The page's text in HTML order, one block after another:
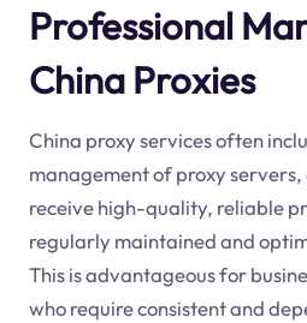
Professional
China Proxies
China proxy services often
management of proxy
receive high-quality, reliable
regularly maintained and
This is advantageous for
who require consistent and